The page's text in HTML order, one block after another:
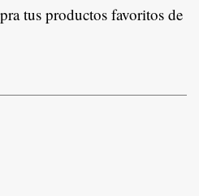
tus productos favoritos de